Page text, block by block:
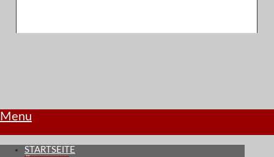
Menu
STARTSEITE